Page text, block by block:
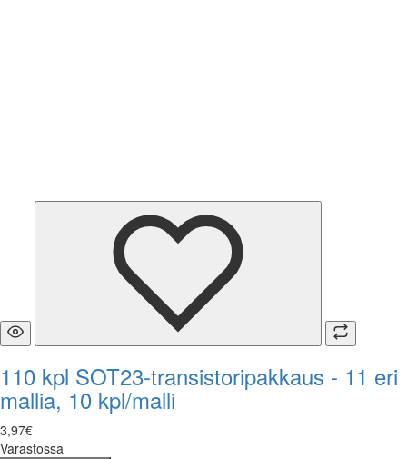
110 kpl SOT23-transistoripakkaus - 11 eri
mallia, 10 kpl/malli
3,97€
Varastossa